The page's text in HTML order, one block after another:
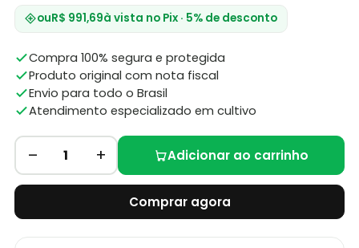
ouR$ 991,69à vista no Pix · 5% de desconto
Compra 100% segura e protegida
Produto original com nota fiscal
Envio para todo o Brasil
Atendimento especializado em cultivo
– 1 + Adicionar ao carrinho
Comprar agora